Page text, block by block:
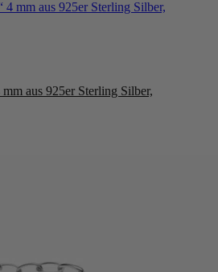
aus 925er Sterling Silber,